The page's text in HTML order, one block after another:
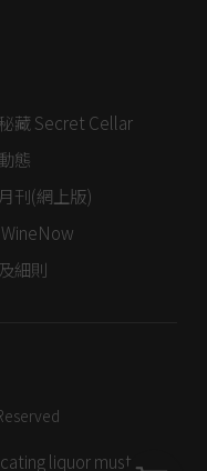
藏 Secret Cellar
態
刊(網上版)
細則
liquor must not